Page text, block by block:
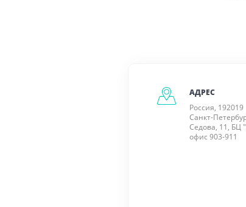
АДРЕС
Россия, 192019
Санкт-
Седова, 11, БЦ
офис 903-911